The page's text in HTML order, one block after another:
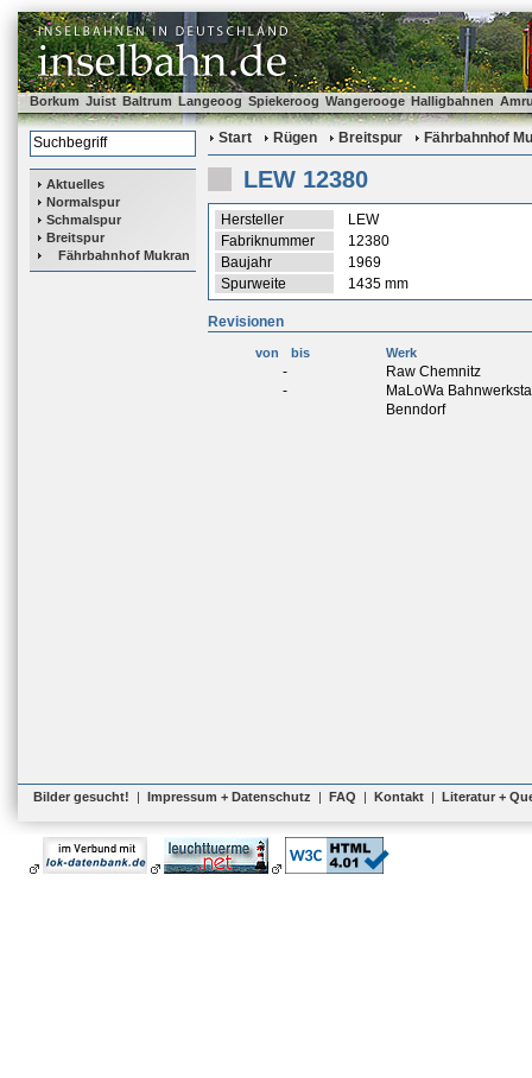
Borkum Juist Baltrum Langeoog Spiekeroog Wangerooge Halligbahnen
Aktuelles
Normalspur
Schmalspur
Breitspur
Fährbahnhof Mukran
Start Rügen Breitspur Fährbahnhof
LEW 12380
Hersteller
LEW
Fabriknummer
12380
Baujahr
1969
Spurweite
1435 mm
Revisionen
von bis Werk
-
Raw Chemnitz
-
MaLoWa
Benndorf
Bilder gesucht! | Impressum + Datenschutz | FAQ | Kontakt | Literatur +